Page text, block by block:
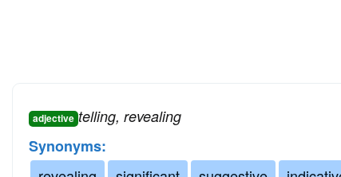
adjective telling, revealing
Synonyms: